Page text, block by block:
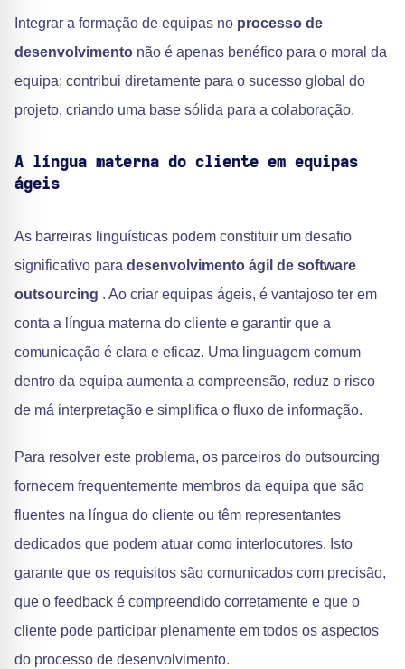
Integrar a formação de equipas no processo de
desenvolvimento não é apenas benéfico para o moral da
equipa; contribui diretamente para o sucesso global do
projeto, criando uma base sólida para a colaboração.
A língua materna do cliente em equipas
ágeis
As barreiras linguísticas podem constituir um desafio
significativo para desenvolvimento ágil de software
outsourcing . Ao criar equipas ágeis, é vantajoso ter em
conta a língua materna do cliente e garantir que a
comunicação é clara e eficaz. Uma linguagem comum
dentro da equipa aumenta a compreensão, reduz o risco
de má interpretação e simplifica o fluxo de informação.
Para resolver este problema, os parceiros do outsourcing
fornecem frequentemente membros da equipa que são
fluentes na língua do cliente ou têm representantes
dedicados que podem atuar como interlocutores. Isto
garante que os requisitos são comunicados com precisão,
que o feedback é compreendido corretamente e que o
cliente pode participar plenamente em todos os aspectos
do processo de desenvolvimento.